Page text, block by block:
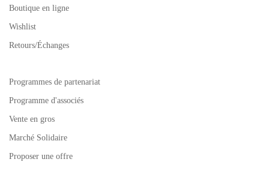
Boutique en ligne
Wishlist
Retours/Échanges
Programmes de partenariat
Programme d'associés
Vente en gros
Marché Solidaire
Proposer une offre